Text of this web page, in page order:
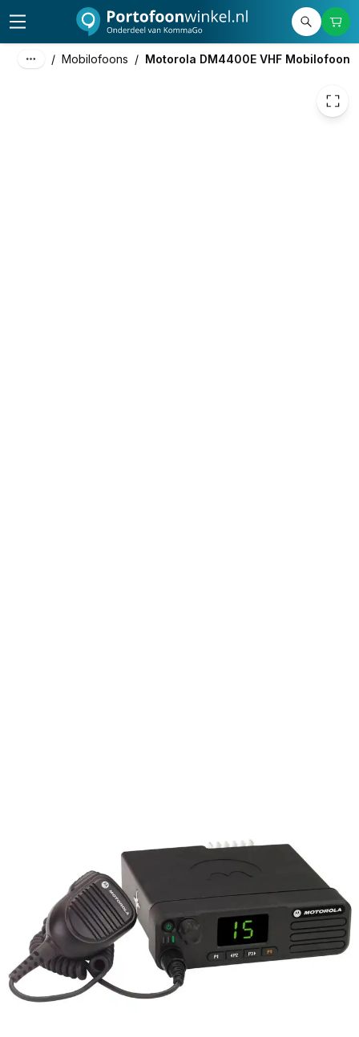
/ Mobilofoons / Motorola DM4400E VHF Mobilofoon
531,00 excl. btw
642,51 incl. btw